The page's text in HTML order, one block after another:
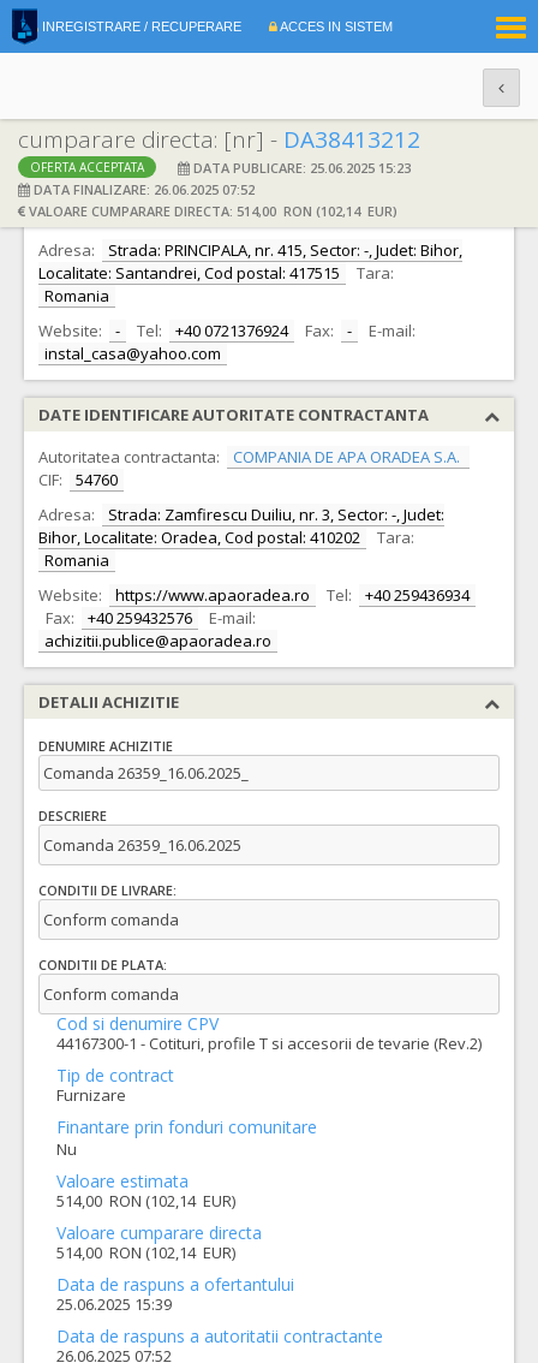
INREGISTRARE / RECUPERARE ACCES IN SISTEM
cumparare directa: [nr] - DA38413212
OFERTA ACCEPTATA
DATA PUBLICARE: 25.06.2025 15:23
DATA FINALIZARE: 26.06.2025 07:52
VALOARE CUMPARARE DIRECTA: 514,00 RON (102,14 EUR)
DATE IDENTIFICARE OFERTANT
Ofertant: S.C. INSTAL CASA S.R.L. CIF: 14666999
Adresa:
Strada: PRINCIPALA, nr. 415, Sector: -, Judet: Bihor,
Localitate: Santandrei, Cod postal: 417515
Tara:
Romania
Website:
- Tel: +40 0721376924 Fax: -
E-mail:
instal_casa@yahoo.com
DATE IDENTIFICARE AUTORITATE CONTRACTANTA
Autoritatea contractanta:
COMPANIA DE APA ORADEA S.A.
CIF:
54760
Adresa:
Strada: Zamfirescu Duiliu, nr. 3, Sector: -, Judet:
Bihor, Localitate: Oradea, Cod postal: 410202
Tara:
Romania
Website:
https://www.apaoradea.ro Tel:
+40 259436934
Fax:
+40 259432576
E-mail:
achizitii.publice@apaoradea.ro
DETALII ACHIZITIE
DENUMIRE ACHIZITIE
Comanda 26359_16.06.2025_
DESCRIERE
Comanda 26359_16.06.2025
CONDITII DE LIVRARE:
Conform comanda
CONDITII DE PLATA:
Conform comanda
Cod si denumire CPV
44167300-1 - Cotituri, profile T si accesorii de tevarie (Rev.2)
Tip de contract
Furnizare
Finantare prin fonduri comunitare
Nu
Valoare estimata
514,00 RON (102,14 EUR)
Valoare cumparare directa
514,00 RON (102,14 EUR)
Data de raspuns a ofertantului
25.06.2025 15:39
Data de raspuns a autoritatii contractante
26.06.2025 07:52